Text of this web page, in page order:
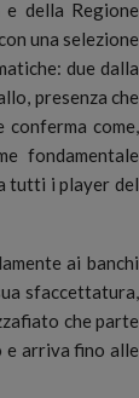
della Regione
una selezione
due dalla
presenza che
come,
fondamentale
tutti i player del
ai banchi
sfaccettatura,
che parte
e arriva fino alle